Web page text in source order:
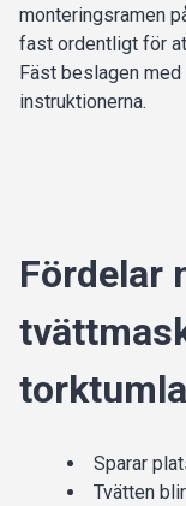
monteringsramen
fast ordentligt för
Fäst beslagen
instruktionerna.
Fördelar
Sparar
Tvätten